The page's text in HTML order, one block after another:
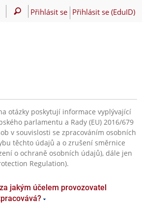
Přihlásit se Přihlásit se (EduID)
otázky poskytují informace vyplývající
parlamentu a Rady (EU) 2016/679
v souvislosti se zpracováním osobních
těchto údajů a o zrušení směrnice
o ochraně osobních údajů), dále jen
Regulation).
jakým účelem provozovatel